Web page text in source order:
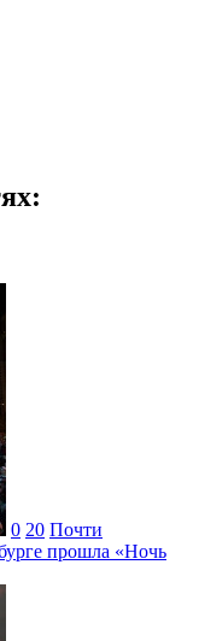
0 20 Почти
прошла «Ночь